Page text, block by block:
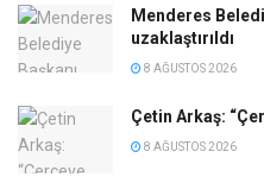
Menderes
uzaklaştırıldı
8 AĞUSTOS 2026
Çetin Arkaş:
8 AĞUSTOS 2026